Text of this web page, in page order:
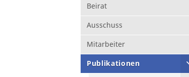
Beirat
Ausschuss
Mitarbeiter
Publikationen